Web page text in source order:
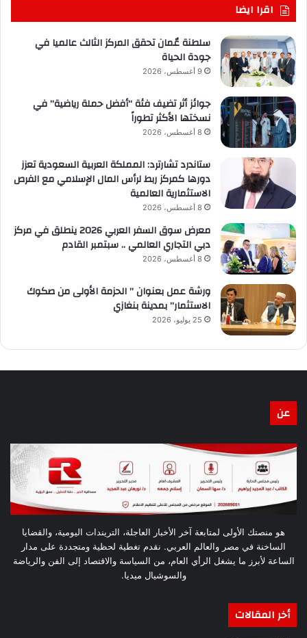
اقرا ايضا
سلطنة عٌمان تحقق المركز الثالث عالميا في
جودة الحياة
9 أغسطس، 2026
جوائز أثر تضيف فئة “أفضل حملة رياضية” في
نسختها الأكثر تطوراً
8 أغسطس، 2026
ستاندرد تشارترد: المملكة العربية السعودية تعزز
دورها كمركز ربط لرأس المال الإسلامي مع الفرص
الاستثمارية العالمية
8 أغسطس، 2026
معرض سوق السفر العربي 2026 ينطلق في مركز
دبي التجاري العالمي .. سبتمبر القادم
8 أغسطس، 2026
ورشة عمل بعنوان ” الحزمة الأولى من صكوك
الاستثمار” بمدينة بنغازي
25 يوليو، 2026
عن
هو منصتك الأولى لمتابعة آخر الأخبار العاجلة، التريندات اليومية، والقضايا
الساخنة في مصر والعالم العربي. نقدم تغطية لحظية ومتجددة على مدار
الساعة لأبرز ما يشغل الرأي العام، من السياسة والاقتصاد إلى الفن والرياضة
والسوشيال ميديا.
أخر المقالات